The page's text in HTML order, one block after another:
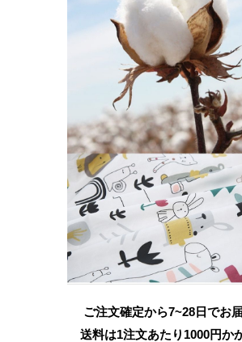
ご注文確定から7~28日でお
送料は1注文あたり 1000円か